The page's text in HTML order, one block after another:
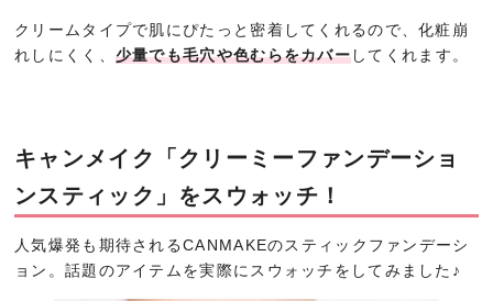
クリームタイプで肌にぴたっと密着してくれるので、化粧崩
れしにくく、 少量でも毛穴や色むらをカバーしてくれます。
キャンメイク「クリーミーファンデーショ
ンスティック」をスウォッチ！
人気爆発も期待されるCANMAKEのスティックファンデーシ
ョン。話題のアイテムを実際にスウォッチをしてみました♪